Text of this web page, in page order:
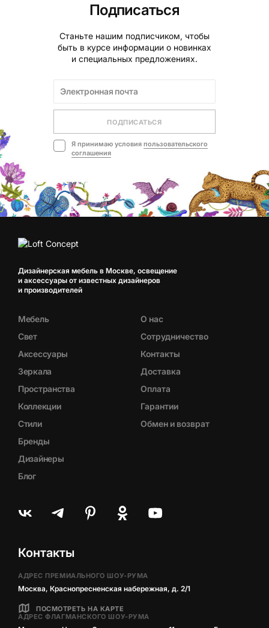
Подписаться
Станьте нашим подписчиком, чтобы
быть в курсе информации о новинках
и специальных предложениях.
ПОДПИСАТЬСЯ
Я принимаю условия пользовательского
соглашения
Дизайнерская мебель в Москве, освещение
и аксессуары от известных дизайнеров
и производителей
Мебель
Свет
Аксессуары
Зеркала
Пространства
Коллекции
Стили
Бренды
Дизайнеры
Блог
О нас
Сотрудничество
Контакты
Доставка
Оплата
Гарантии
Обмен и возврат
Контакты
АДРЕС ПРЕМИАЛЬНОГО ШОУ-РУМА
Москва, Краснопресненская набережная, д. 2/1
ПОСМОТРЕТЬ НА КАРТЕ
АДРЕС ФЛАГМАНСКОГО ШОУ-РУМА